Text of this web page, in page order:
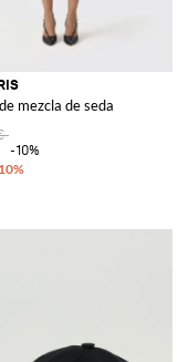
en contraste
mezcla de seda
-10%